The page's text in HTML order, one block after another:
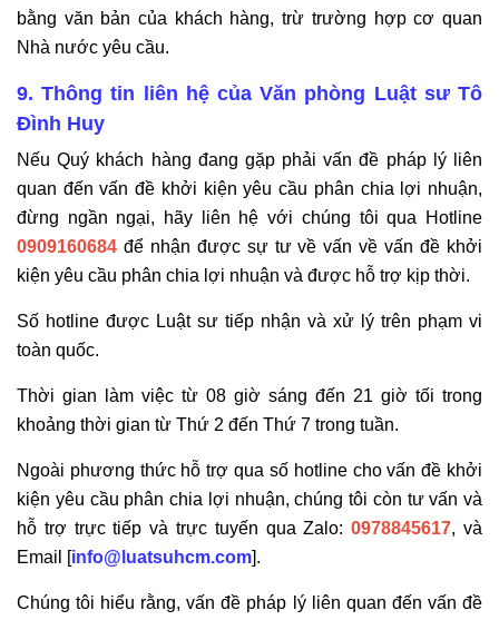
bằng văn bản của khách hàng, trừ trường hợp cơ quan
Nhà nước yêu cầu.
9. Thông tin liên hệ của Văn phòng Luật sư Tô
Đình Huy
Nếu Quý khách hàng đang gặp phải vấn đề pháp lý liên
quan đến vấn đề khởi kiện yêu cầu phân chia lợi nhuận,
đừng ngần ngại, hãy liên hệ với chúng tôi qua Hotline
0909160684 để nhận được sự tư về vấn về vấn đề khởi
kiện yêu cầu phân chia lợi nhuận và được hỗ trợ kịp thời.
Số hotline được Luật sư tiếp nhận và xử lý trên phạm vi
toàn quốc.
Thời gian làm việc từ 08 giờ sáng đến 21 giờ tối trong
khoảng thời gian từ Thứ 2 đến Thứ 7 trong tuần.
Ngoài phương thức hỗ trợ qua số hotline cho vấn đề khởi
kiện yêu cầu phân chia lợi nhuận, chúng tôi còn tư vấn và
hỗ trợ trực tiếp và trực tuyến qua Zalo:0978845617, và
Email [info@luatsuhcm.com].
Chúng tôi hiểu rằng, vấn đề pháp lý liên quan đến vấn đề